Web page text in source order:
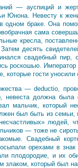
— ауспиций и
Юнона. Невесту к
одном браке. Она
сама
кресла,
десять
свадебный
роскошью.
которые гости уносили
— deductio,
невеста должна
мальчик, который
был быть из
людей,
— тоже не
Свадебный
орехами в
плодородие, и их
который был